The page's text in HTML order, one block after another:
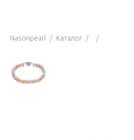
Nasonpearl / Каталог / /